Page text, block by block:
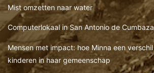
Mist omzetten naar water
Computerlokaal in San Antonio de Cumbaza
Mensen met impact: hoe Minna een
kinderen in haar gemeenschap